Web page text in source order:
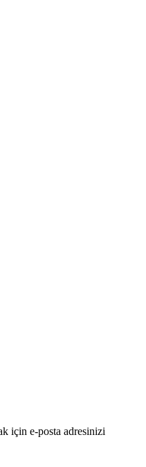
için e-posta adresinizi